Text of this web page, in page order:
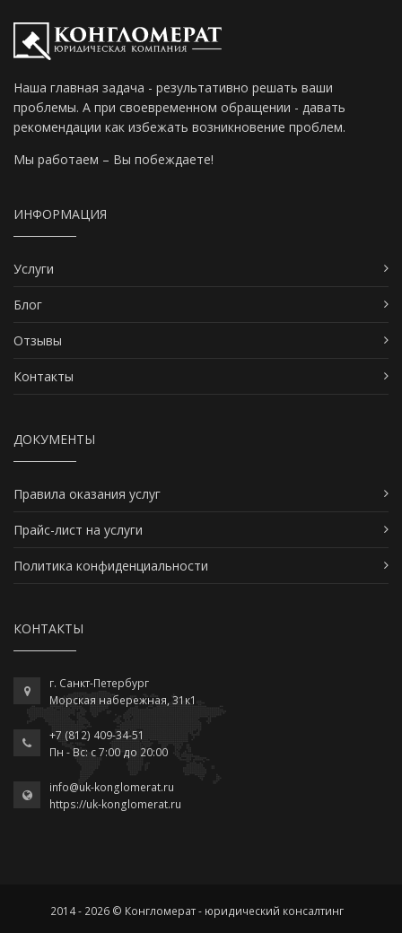
Наша главная задача - результативно решать ваши
проблемы. А при своевременном обращении - давать
рекомендации как избежать возникновение проблем.
Мы работаем – Вы побеждаете!
ИНФОРМАЦИЯ
Услуги
Блог
Отзывы
Контакты
ДОКУМЕНТЫ
Правила оказания услуг
Прайс-лист на услуги
Политика конфиденциальности
КОНТАКТЫ
г. Санкт-Петербург
Морская набережная, 31к1
+7 (812) 409-34-51
Пн - Вс: c 7:00 до 20:00
info@uk-konglomerat.ru
https://uk-konglomerat.ru
2014 - 2026 © Конгломерат - юридический консалтинг